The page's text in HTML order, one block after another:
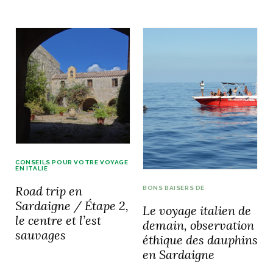
CONSEILS POUR VOTRE VOYAGE
EN ITALIE
Road trip en
Sardaigne / Étape 2,
le centre et l’est
sauvages
BONS BAISERS DE
Le voyage italien de
demain, observation
éthique des dauphins
en Sardaigne